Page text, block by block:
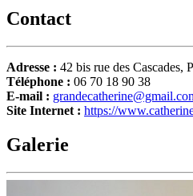
Contact
Adresse : 42 bis rue des Cascades,
Téléphone : 06 70 18 90 38
E-mail :
Site Internet : https://
Galerie